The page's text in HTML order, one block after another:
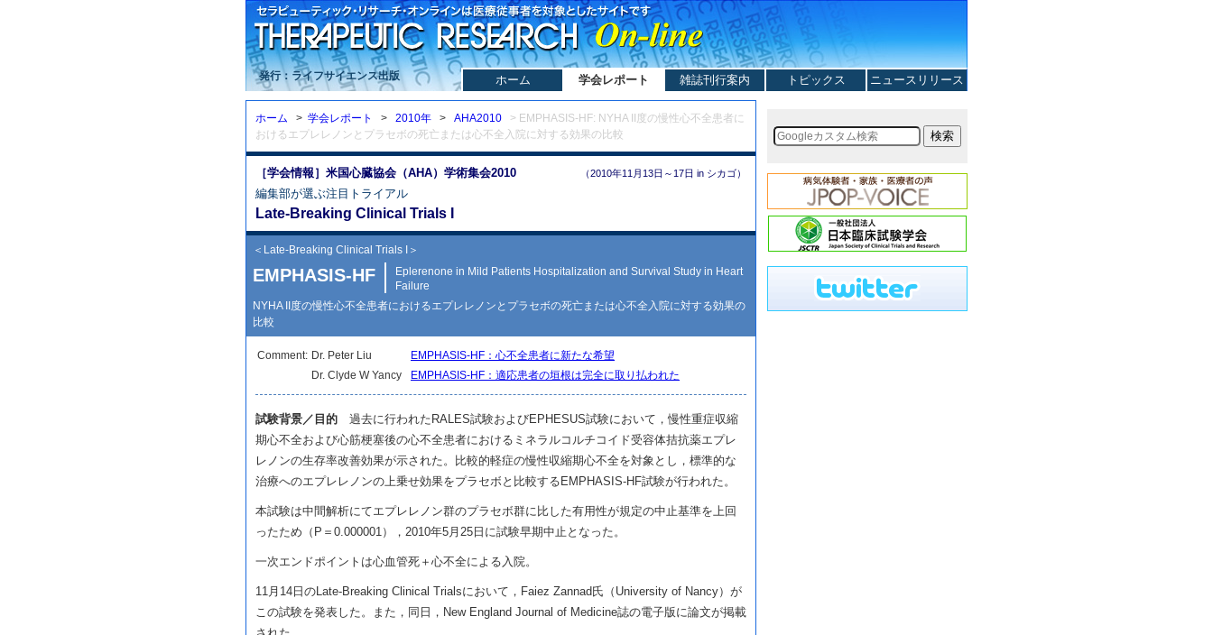
発行：ライフサイエンス出版 ホーム 学会レポート 雑誌刊行案内 トピックス ニュースリリース
ホーム > 学会レポート > 2010年 > AHA2010
> EMPHASIS-HF: NYHA II度の慢性心不全患者に
おけるエプレレノンとプラセボの死亡または心不全入院に対する効果の比較
［学会情報］米国心臓協会（AHA）学術集会2010 （2010年11月13日～17日 in シカゴ）
編集部が選ぶ注目トライアル
Late-Breaking Clinical Trials I
＜Late-Breaking Clinical Trials I＞
EMPHASIS-HF
Eplerenone in Mild Patients Hospitalization and Survival Study in Heart
Failure
NYHA II度の慢性心不全患者におけるエプレレノンとプラセボの死亡または心不全入院に対する効果の
比較
Comment: Dr. Peter Liu
EMPHASIS-HF：心不全患者に新たな希望
Dr. Clyde W Yancy
EMPHASIS-HF：適応患者の垣根は完全に取り払われた
試験背景／目的 過去に行われたRALES試験およびEPHESUS試験において，慢性重症収縮
期心不全および心筋梗塞後の心不全患者におけるミネラルコルチコイド受容体拮抗薬エプレ
レノンの生存率改善効果が示された。比較的軽症の慢性収縮期心不全を対象とし，標準的な
治療へのエプレレノンの上乗せ効果をプラセボと比較するEMPHASIS-HF試験が行われた。
本試験は中間解析にてエプレレノン群のプラセボ群に比した有用性が規定の中止基準を上回
ったため（P＝0.000001），2010年5月25日に試験早期中止となった。
一次エンドポイントは心血管死＋心不全による入院。
11月14日のLate-Breaking Clinical Trialsにおいて，Faiez Zannad氏（University of Nancy）が
この試験を発表した。また，同日，New England Journal of Medicine誌の電子版に論文が掲載